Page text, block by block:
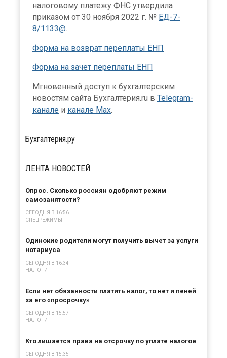
налоговому платежу ФНС утвердила
приказом от 30 ноября 2022 г. № ЕД-7-
8/1133@.
Форма на возврат переплаты ЕНП
Форма на зачет переплаты ЕНП
Мгновенный доступ к бухгалтерским
новостям сайта Бухгалтерия.ru в Telegram-
канале и канале Max.
Бухгалтерия.ру
ЛЕНТА НОВОСТЕЙ
Опрос. Сколько россиян одобряют режим
самозанятости?
СЕГОДНЯ В 16:56
СПЕЦРЕЖИМЫ
Одинокие родители могут получить вычет за услуги
нотариуса
СЕГОДНЯ В 16:34
НАЛОГИ
Если нет обязанности платить налог, то нет и пеней
за его «просрочку»
СЕГОДНЯ В 15:57
НАЛОГИ
Кто лишается права на отсрочку по уплате налогов
СЕГОДНЯ В 15:35